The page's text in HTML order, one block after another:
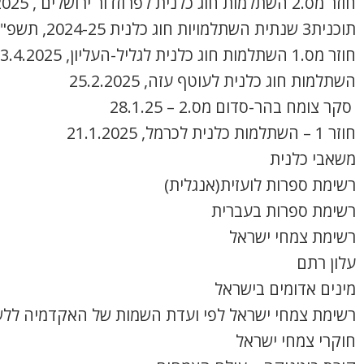
תוכנית3 שנתית השתלמויות חוג כלנית 2024-25, תשפ"ה
חוזר מס.1 השתלמות חוג כלנית לגליל-העליון, 3.4.2025
השתלמות חוג כלנית לעוטף עזה, 25.2.2025
סקר צומח בהר-סדום מס.2 – 28.1.25
חוזר 1 – השתלמות כלנית לכרמל, 21.1.2025
משאבי כלנית
רשימת ספרות לועזית(אנגלית)
רשימת ספרות בעברית
רשימת צמחי ישראל
עלון רתם
מינים אדומים בישראל
רשימת צמחי ישראל לפי ועדת השמות של האקדמיה
חוקרי צמחי ישראל